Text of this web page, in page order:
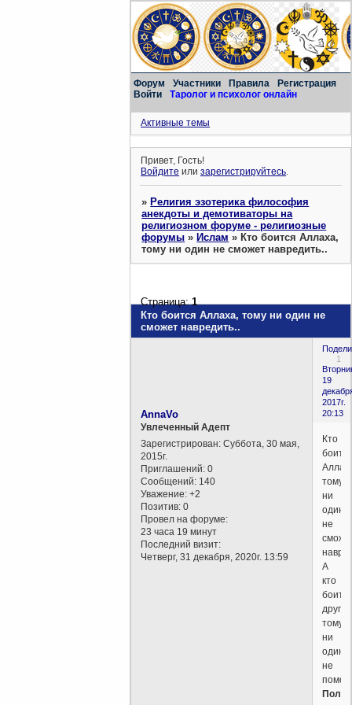
Форум Участники Правила
Регистрация
Войти
Таролог и психолог онлайн
Активные темы
Привет, Гость!
Войдите илизарегистрируйтесь.
»Религия эзотерика философия
анекдоты и демотиваторы на
религиозном форуме - религиозные
форумы »Ислам »Кто боится Аллаха,
тому ни один не сможет навредить..
Кто боится Аллаха, тому ни один не
сможет навредить..
Страница:1
1
19
2017г.
20:13
AnnaVo
Увлеченный Адепт
Зарегистрирован: Суббота, 30 мая,
2015г.
Приглашений: 0
Сообщений: 140
Уважение: +2
Позитив: 0
Провел на форуме:
23 часа 19 минут
Последний визит:
Четверг, 31 декабря, 2020г. 13:59
Кто
тому
ни
один
не
А
кто
тому
ни
один
не